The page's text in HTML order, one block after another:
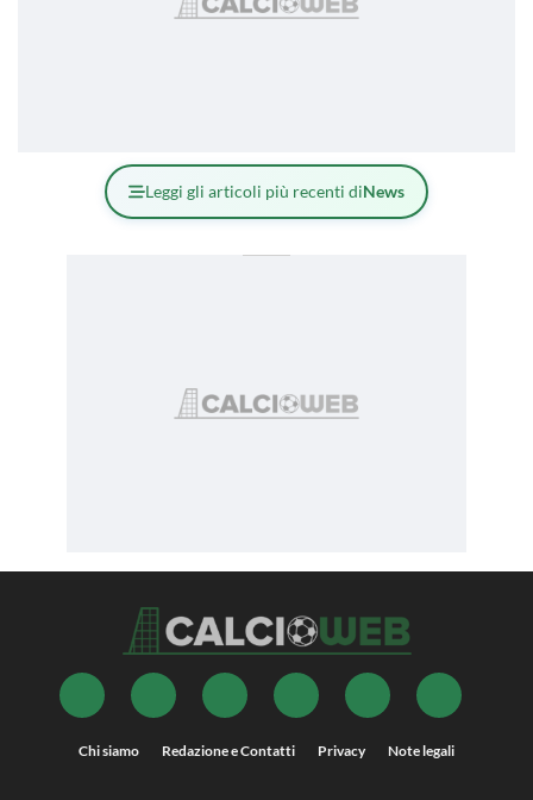
Leggi gli articoli più recenti diNews
Chi siamo Redazione e Contatti Privacy Note legali